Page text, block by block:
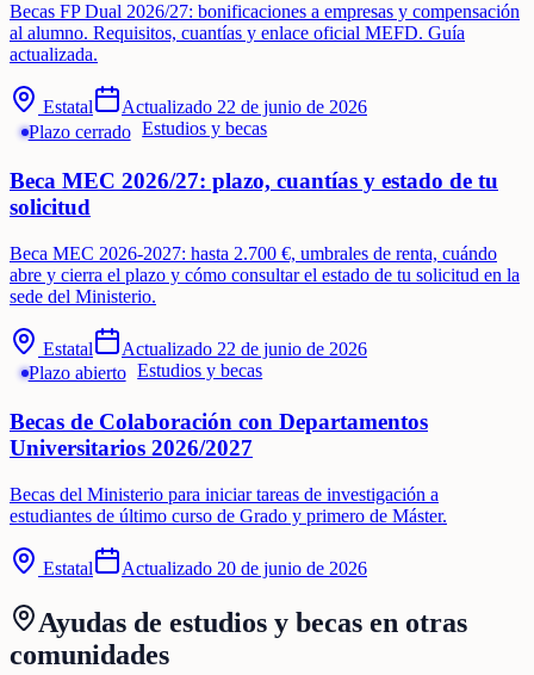
Becas FP Dual 2026/27: bonificaciones a empresas y compensación
al alumno. Requisitos, cuantías y enlace oficial MEFD. Guía
actualizada.
Estatal Actualizado 22 de junio de 2026
Plazo cerrado Estudios y becas
Beca MEC 2026/27: plazo, cuantías y estado de tu
solicitud
Beca MEC 2026-2027: hasta 2.700 €, umbrales de renta, cuándo
abre y cierra el plazo y cómo consultar el estado de tu solicitud en la
sede del Ministerio.
Estatal Actualizado 22 de junio de 2026
Plazo abierto Estudios y becas
Becas de Colaboración con Departamentos
Universitarios 2026/2027
Becas del Ministerio para iniciar tareas de investigación a
estudiantes de último curso de Grado y primero de Máster.
Estatal Actualizado 20 de junio de 2026
Ayudas de estudios y becas en otras
comunidades